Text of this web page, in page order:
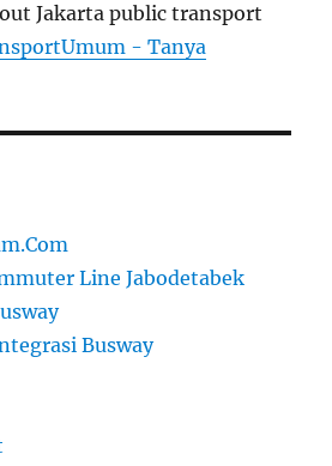
Jakarta public transport
- Tanya
Line Jabodetabek
Busway